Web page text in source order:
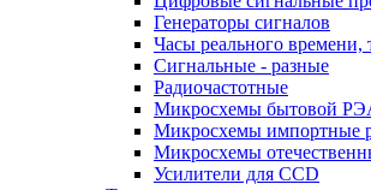
Генераторы сигналов
Часы реального времени,
Сигнальные - разные
Радиочастотные
Микросхемы бытовой
Микросхемы импортные
Микросхемы
Усилители для CCD